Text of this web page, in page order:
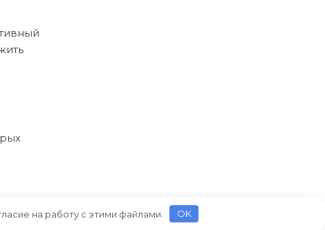
на работу с этими файлами. OK